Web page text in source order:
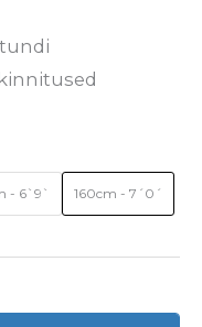
- 6`9` 160cm - 7´0´